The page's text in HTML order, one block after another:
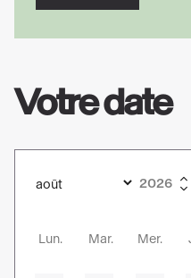
Votre date
Lun Mar Mer